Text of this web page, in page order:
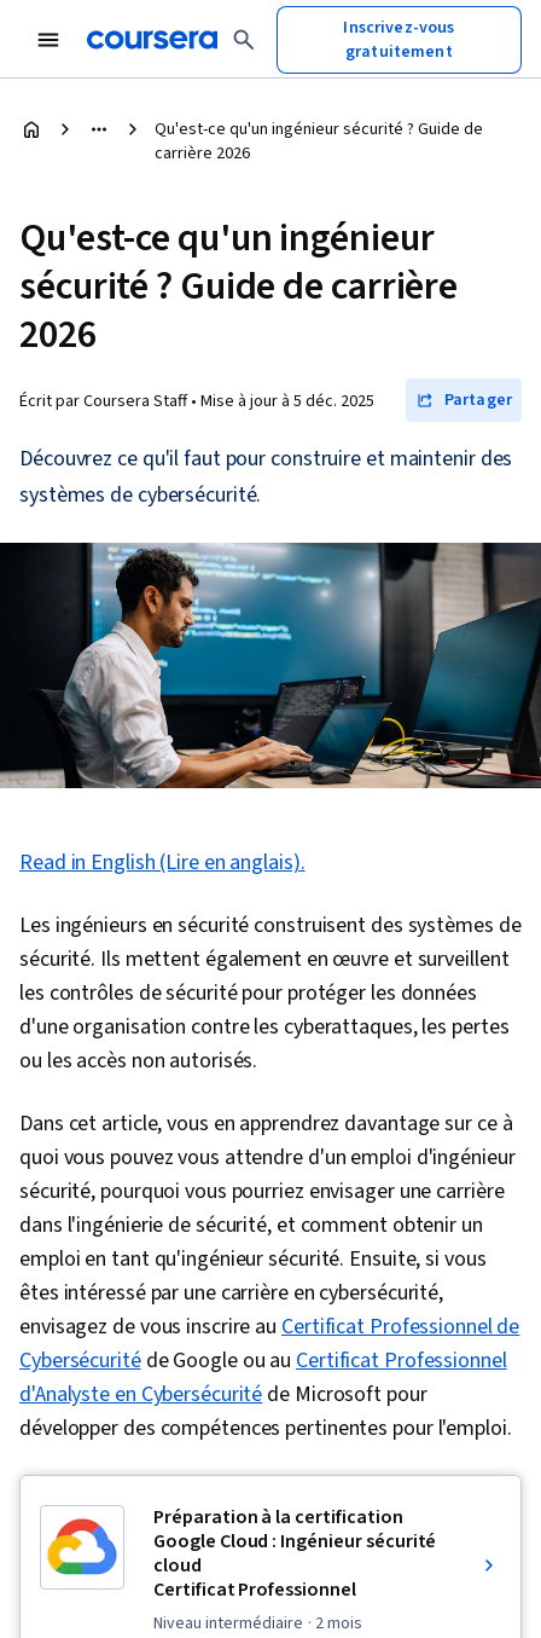
Inscrivez-vous
gratuitement
Qu'est-ce qu'un ingénieur sécurité ? Guide de
carrière 2026
Qu'est-ce qu'un ingénieur
sécurité ? Guide de carrière
2026
Écrit par Coursera Staff • Mise à jour à 5 déc. 2025 Partager
Découvrez ce qu'il faut pour construire et maintenir des
systèmes de cybersécurité.
Read in English (Lire en anglais).
Les ingénieurs en sécurité construisent des systèmes de
sécurité. Ils mettent également en œuvre et surveillent
les contrôles de sécurité pour protéger les données
d'une organisation contre les cyberattaques, les pertes
ou les accès non autorisés.
Dans cet article, vous en apprendrez davantage sur ce à
quoi vous pouvez vous attendre d'un emploi d'ingénieur
sécurité, pourquoi vous pourriez envisager une carrière
dans l'ingénierie de sécurité, et comment obtenir un
emploi en tant qu'ingénieur sécurité. Ensuite, si vous
êtes intéressé par une carrière en cybersécurité,
envisagez de vous inscrire au Certificat Professionnel de
Cybersécuritéde Google ou auCertificat Professionnel
d'Analyste en Cybersécuritéde Microsoft pour
développer des compétences pertinentes pour l'emploi.
Préparation à la certification
Google Cloud : Ingénieur sécurité
cloud
Certificat Professionnel
niveau intermédiaire · 2 mois